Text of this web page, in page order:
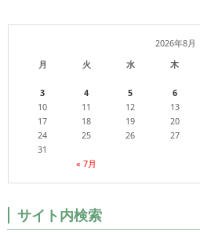
2026年8月
月
火 水 木
« 7月
3
4 5 6
10
11 12 13
17
18 19 20
24
25 26 27
31
サイト内検索